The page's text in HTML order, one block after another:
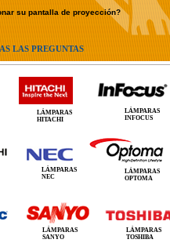
su pantalla de proyección?
LAS PREGUNTAS
LÁMPARAS
HITACHI
LÁMPARAS
INFOCUS
LÁMPARAS
NEC
LÁMPARAS
OPTOMA
LÁMPARAS
SANYO
LÁMPARAS
TOSHIBA